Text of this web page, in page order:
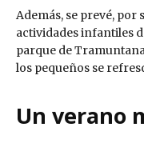
Además, se prevé,
actividades infantiles
parque de
los pequeños se
Un verano